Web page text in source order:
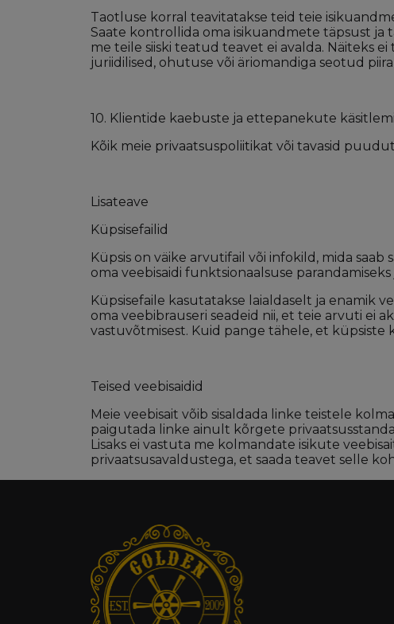
Taotluse korral teavitatakse teid teie
Saate kontrollida oma isikuandmete täpsust
me teile siiski teatud teavet ei avalda. Näiteks
juriidilised, ohutuse või äriomandiga seotud
10. Klientide kaebuste ja ettepanekute
Kõik meie privaatsuspoliitikat või tavasid
Lisateave
Küpsisefailid
Küpsis on väike arvutifail või infokild, mida
oma veebisaidi funktsionaalsuse
Küpsisefaile kasutatakse laialdaselt ja enamik
oma veebibrauseri seadeid nii, et teie arvuti ei
vastuvõtmisest. Kuid pange tähele, et
Teised veebisaidid
Meie veebisait võib sisaldada linke teistele
paigutada linke ainult kõrgete
Lisaks ei vastuta me kolmandate isikute
privaatsusavaldustega, et saada teavet selle